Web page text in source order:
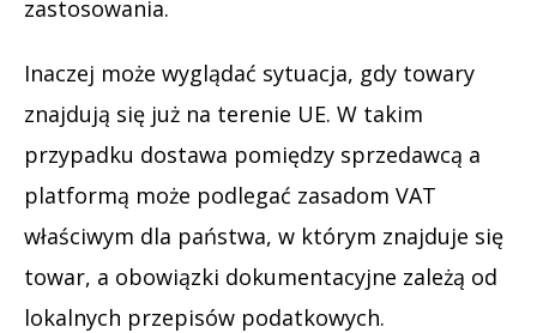
zastosowania.
Inaczej może wyglądać sytuacja, gdy towary
znajdują się już na terenie UE. W takim
przypadku dostawa pomiędzy sprzedawcą a
platformą może podlegać zasadom VAT
właściwym dla państwa, w którym znajduje się
towar, a obowiązki dokumentacyjne zależą od
lokalnych przepisów podatkowych.